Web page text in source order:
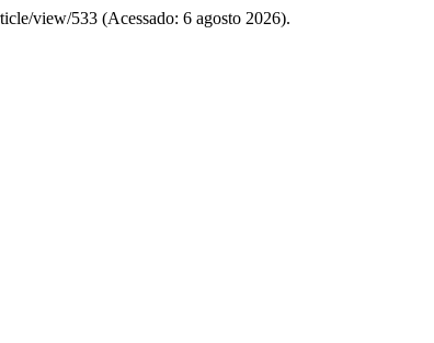
view/533 (Acessado: 6 agosto 2026).